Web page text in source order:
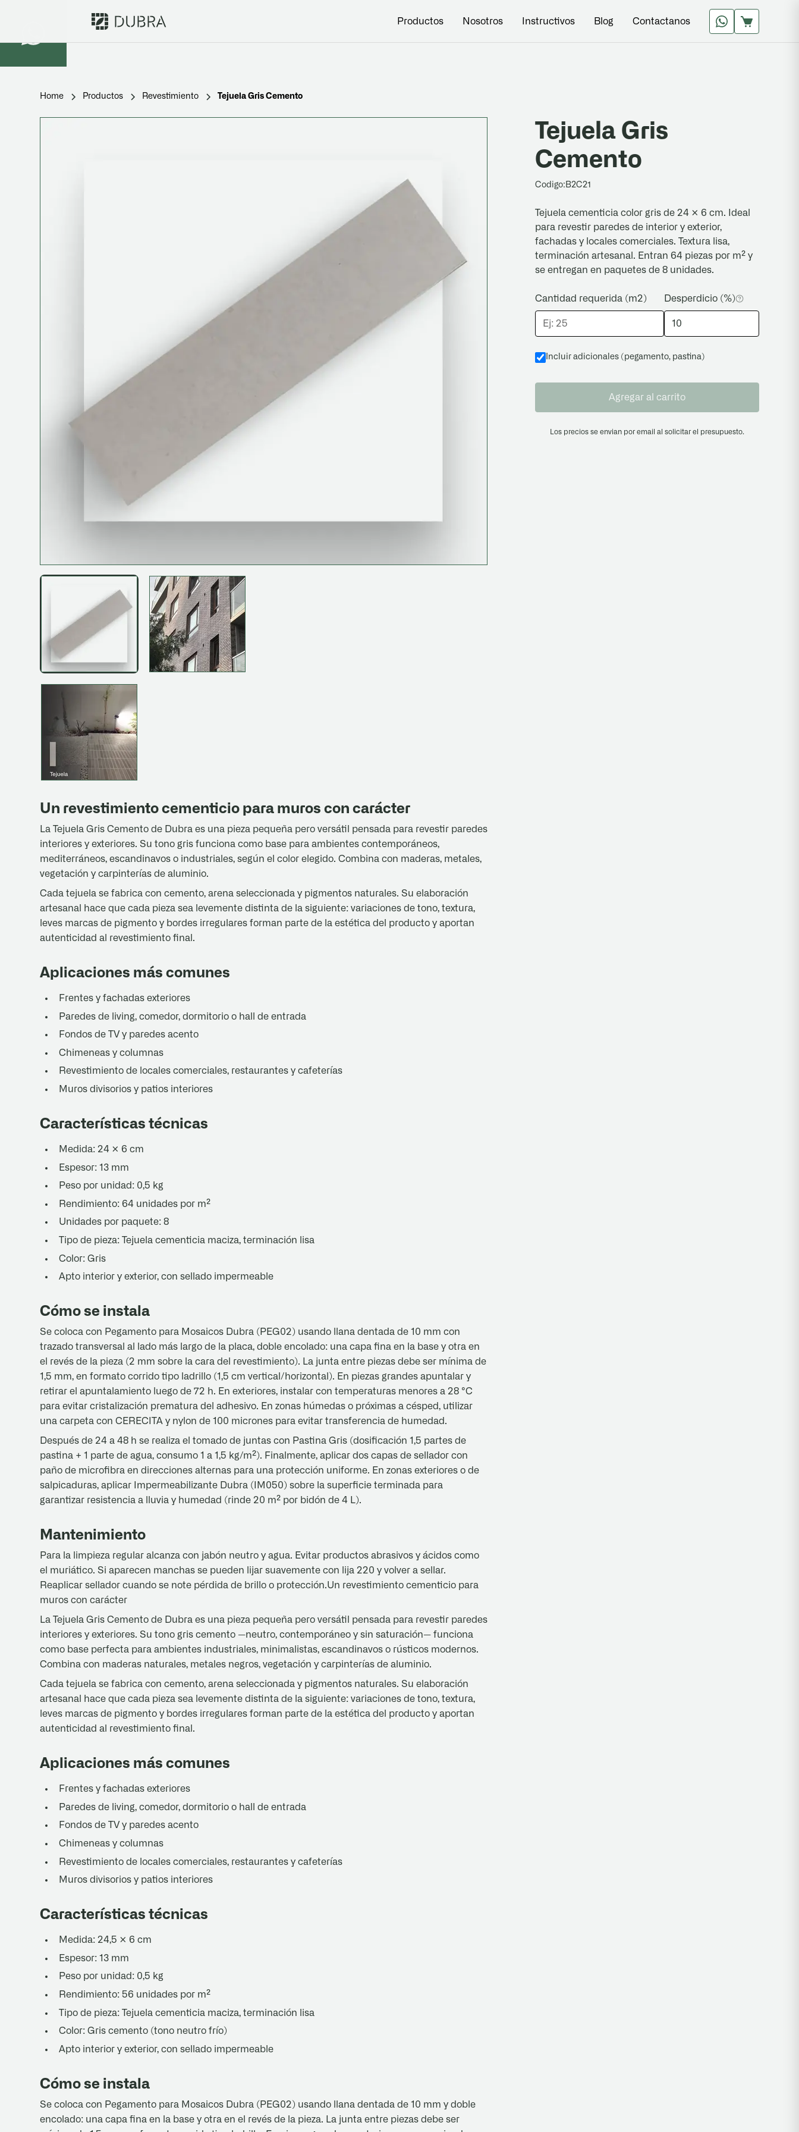
Productos Nosotros Instructivos Blog Contactanos
Home Productos Revestimiento Tejuela Gris Cemento
Un revestimiento cementicio para muros con carácter
La Tejuela Gris Cemento de Dubra es una pieza pequeña pero versátil pensada para revestir paredes
interiores y exteriores. Su tono gris funciona como base para ambientes contemporáneos,
mediterráneos, escandinavos o industriales, según el color elegido. Combina con maderas, metales,
vegetación y carpinterías de aluminio.
Cada tejuela se fabrica con cemento, arena seleccionada y pigmentos naturales. Su elaboración
artesanal hace que cada pieza sea levemente distinta de la siguiente: variaciones de tono, textura,
leves marcas de pigmento y bordes irregulares forman parte de la estética del producto y aportan
autenticidad al revestimiento final.
Aplicaciones más comunes
Frentes y fachadas exteriores
Paredes de living, comedor, dormitorio o hall de entrada
Fondos de TV y paredes acento
Chimeneas y columnas
Revestimiento de locales comerciales, restaurantes y cafeterías
Muros divisorios y patios interiores
Características técnicas
Medida: 24 × 6 cm
Espesor: 13 mm
Peso por unidad: 0,5 kg
Rendimiento: 64 unidades por m²
Unidades por paquete: 8
Tipo de pieza: Tejuela cementicia maciza, terminación lisa
Color: Gris
Apto interior y exterior, con sellado impermeable
Cómo se instala
Se coloca con Pegamento para Mosaicos Dubra (PEG02) usando llana dentada de 10 mm con
trazado transversal al lado más largo de la placa, doble encolado: una capa fina en la base y otra en
el revés de la pieza (2 mm sobre la cara del revestimiento). La junta entre piezas debe ser mínima de
1,5 mm, en formato corrido tipo ladrillo (1,5 cm vertical/horizontal). En piezas grandes apuntalar y
retirar el apuntalamiento luego de 72 h. En exteriores, instalar con temperaturas menores a 28 °C
para evitar cristalización prematura del adhesivo. En zonas húmedas o próximas a césped, utilizar
una carpeta con CERECITA y nylon de 100 micrones para evitar transferencia de humedad.
Después de 24 a 48 h se realiza el tomado de juntas con Pastina Gris (dosificación 1,5 partes de
pastina + 1 parte de agua, consumo 1 a 1,5 kg/m²). Finalmente, aplicar dos capas de sellador con
paño de microfibra en direcciones alternas para una protección uniforme. En zonas exteriores o de
salpicaduras, aplicar Impermeabilizante Dubra (IM050) sobre la superficie terminada para
garantizar resistencia a lluvia y humedad (rinde 20 m² por bidón de 4 L).
Mantenimiento
Para la limpieza regular alcanza con jabón neutro y agua. Evitar productos abrasivos y ácidos como
el muriático. Si aparecen manchas se pueden lijar suavemente con lija 220 y volver a sellar.
Reaplicar sellador cuando se note pérdida de brillo o protección.Un revestimiento cementicio para
muros con carácter
La Tejuela Gris Cemento de Dubra es una pieza pequeña pero versátil pensada para revestir paredes
interiores y exteriores. Su tono gris cemento —neutro, contemporáneo y sin saturación— funciona
como base perfecta para ambientes industriales, minimalistas, escandinavos o rústicos modernos.
Combina con maderas naturales, metales negros, vegetación y carpinterías de aluminio.
Cada tejuela se fabrica con cemento, arena seleccionada y pigmentos naturales. Su elaboración
artesanal hace que cada pieza sea levemente distinta de la siguiente: variaciones de tono, textura,
leves marcas de pigmento y bordes irregulares forman parte de la estética del producto y aportan
autenticidad al revestimiento final.
Aplicaciones más comunes
Frentes y fachadas exteriores
Paredes de living, comedor, dormitorio o hall de entrada
Fondos de TV y paredes acento
Chimeneas y columnas
Revestimiento de locales comerciales, restaurantes y cafeterías
Muros divisorios y patios interiores
Características técnicas
Medida: 24,5 × 6 cm
Espesor: 13 mm
Peso por unidad: 0,5 kg
Rendimiento: 56 unidades por m²
Tipo de pieza: Tejuela cementicia maciza, terminación lisa
Color: Gris cemento (tono neutro frío)
Apto interior y exterior, con sellado impermeable
Cómo se instala
Se coloca con Pegamento para Mosaicos Dubra (PEG02) usando llana dentada de 10 mm y doble
encolado: una capa fina en la base y otra en el revés de la pieza. La junta entre piezas debe ser
Tejuela Gris
Cemento
Codigo: B2C21
Tejuela cementicia color gris de 24 × 6 cm. Ideal
para revestir paredes de interior y exterior,
fachadas y locales comerciales. Textura lisa,
terminación artesanal. Entran 64 piezas por m² y
se entregan en paquetes de 8 unidades.
Cantidad requerida (m2) Desperdicio (%)
Incluir adicionales (pegamento, pastina)
Agregar al carrito
Los precios se envian por email al solicitar el presupuesto.